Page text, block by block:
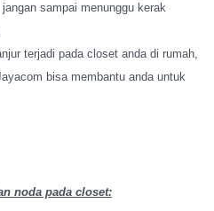
jangan sampai menunggu kerak
terjadi pada closet anda di rumah,
bisa membantu anda untuk
noda pada closet: